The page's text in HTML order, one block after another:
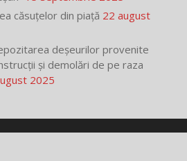
căsuțelor din piață 22 august
deșeurilor provenite
și demolări de pe raza
2025